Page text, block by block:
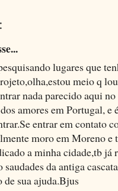
lugares que
meio q
nada parecido aqui
amores em Portugal, e
entrar em contato
moro em Moreno e
a minha cidade,tb já
da antiga
sua ajuda.Bjus